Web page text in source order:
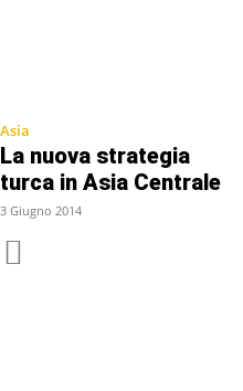
Asia
La nuova strategia
turca in Asia Centrale
3 Giugno 2014